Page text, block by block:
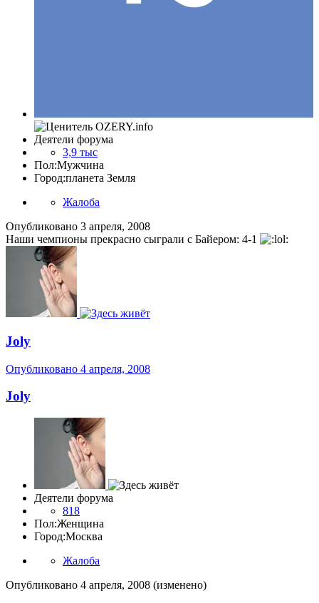
Деятели форума
3,9 тыс
Пол:Мужчина
Город:планета Земля
Жалоба
Опубликовано 3 апреля, 2008
Наши чемпионы прекрасно сыграли с Байером: 4-1
Joly
Опубликовано 4 апреля, 2008
Joly
Деятели форума
818
Пол:Женщина
Город:Москва
Жалоба
Опубликовано 4 апреля, 2008 (изменено)